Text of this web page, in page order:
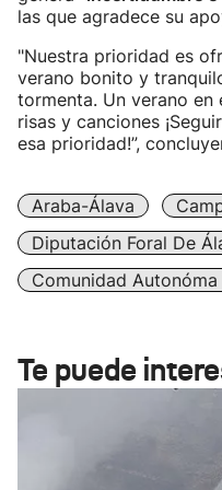
las que agradece su
"Nuestra prioridad es
verano bonito y
tormenta. Un verano
risas y canciones
esa prioridad!”,
Araba-Álava
Diputación Foral De
Comunidad Autonóma
Te puede